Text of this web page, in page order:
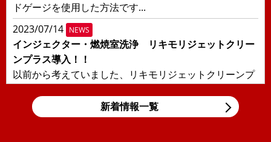
ドゲージを使用した方法です...
2023/07/14 NEWS
インジェクター・燃焼室洗浄 リキモリジェットクリー
ンプラス導入！！
以前から考えていました、リキモリジェットクリーンプ
多い直噴エンジンの燃焼室汚れ、...
新着情報一覧